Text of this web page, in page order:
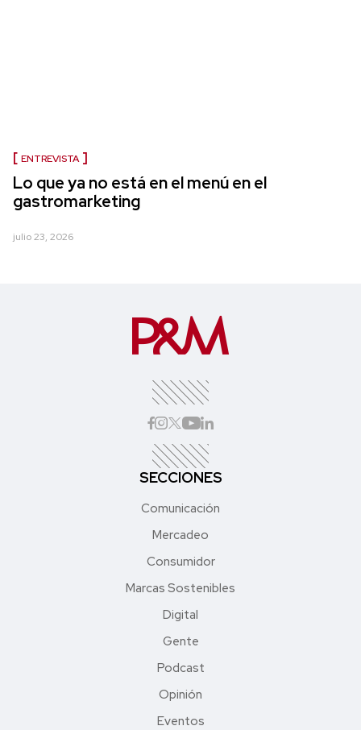
ENTREVISTA
Lo que ya no está en el menú en el
gastromarketing
julio 23, 2026
SECCIONES
Comunicación
Mercadeo
Consumidor
Marcas Sostenibles
Digital
Gente
Podcast
Opinión
Eventos